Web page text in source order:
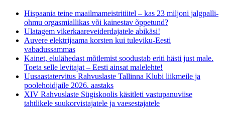
Hispaania teine maailmameistritiitel – kas 23 miljoni jalgpalli-
ohmu orgasmiallikas või kainestav õppetund?
Ulatagem vikerkaareveiderdajatele abikäsi!
Auvere elektrijaama korsten kui tuleviku-Eesti
vabadussammas
Kainet, elulähedast mõtlemist soodustab eriti hästi just male.
Toeta selle levitajat – Eesti ainsat malelehte!
Uusaastatervitus Rahvuslaste Tallinna Klubi liikmeile ja
poolehoidjaile 2026. aastaks
XIV Rahvuslaste Sügiskoolis käsitleti vastupanuviise
tahtlikele suukorvistajatele ja vaesestajatele